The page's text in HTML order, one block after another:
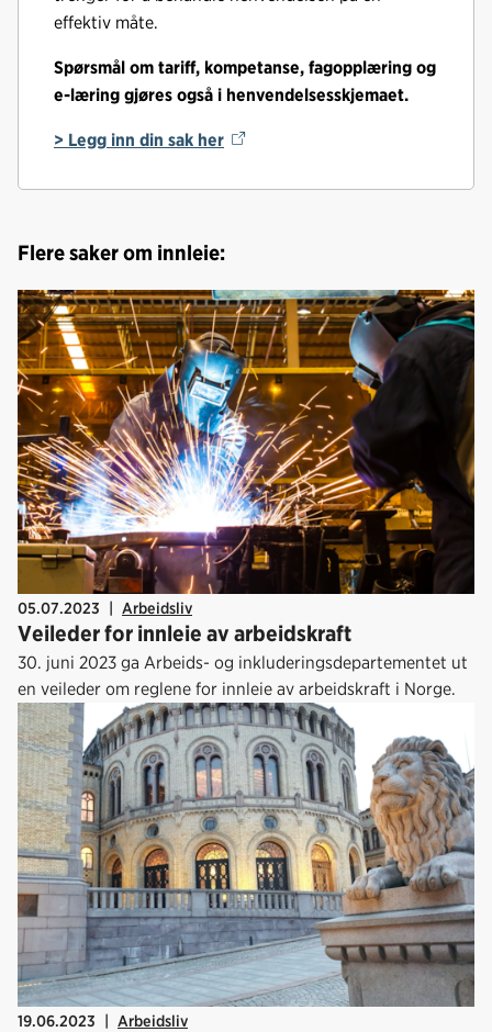
effektiv måte.
Spørsmål om tariff, kompetanse, fagopplæring og
e-læring gjøres også i henvendelsesskjemaet.
> Legg inn din sak her
Flere saker om innleie:
05.07.2023 | Arbeidsliv
Veileder for innleie av arbeidskraft
30. juni 2023 ga Arbeids- og inkluderingsdepartementet ut
en veileder om reglene for innleie av arbeidskraft i Norge.
19.06.2023 | Arbeidsliv